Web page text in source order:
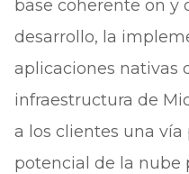
base coherente on y
desarrollo, la
aplicaciones nativas
infraestructura de
a los clientes una vía
potencial de la nube